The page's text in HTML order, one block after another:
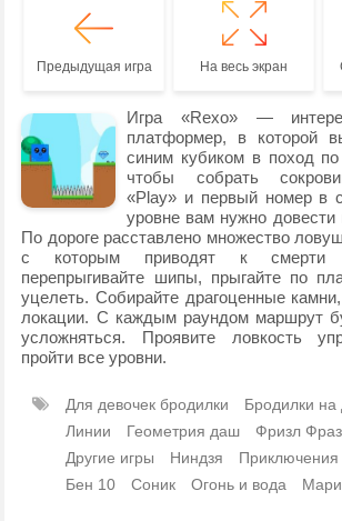
Предыдущая игра На весь экран
Игра «Rexo» —
платформер, в которой
синим кубиком в поход
чтобы собрать
«Play» и первый номер в
уровне вам нужно
По дороге расставлено множество
с которым приводят к смерти
перепрыгивайте шипы, прыгайте по
уцелеть. Собирайте драгоценные
локации. С каждым раундом маршрут
усложняться. Проявите ловкость
пройти все уровни.
Для девочек бродилки Бродилки на
Линии
Геометрия даш Фризл Фраз
Другие игры
Ниндзя Приключения
Бен 10
Соник Огонь и вода